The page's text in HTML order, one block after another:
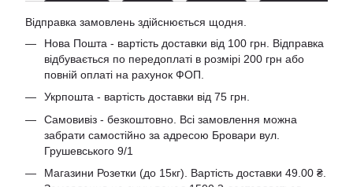
Відправка замовлень здійснюється щодня.
Нова Пошта - вартість доставки від 100 грн. Відправка
відбувається по передоплаті в розмірі 200 грн або
повній оплаті на рахунок ФОП.
Укрпошта - вартість доставки від 75 грн.
Самовивіз - безкоштовно. Всі замовлення можна
забрати самостійно за адресою Бровари вул.
Грушевського 9/1
Магазини Розетки (до 15кг). Вартість доставки 49.00 ₴.